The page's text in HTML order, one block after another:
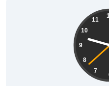
7
8
9
10
11